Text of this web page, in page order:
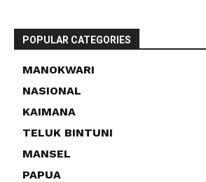
POPULAR CATEGORIES
MANOKWARI
NASIONAL
KAIMANA
TELUK BINTUNI
MANSEL
PAPUA